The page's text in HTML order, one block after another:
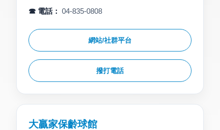
☎ 電話： 04-835-0808
網站/社群平台
撥打電話
大贏家保齡球館